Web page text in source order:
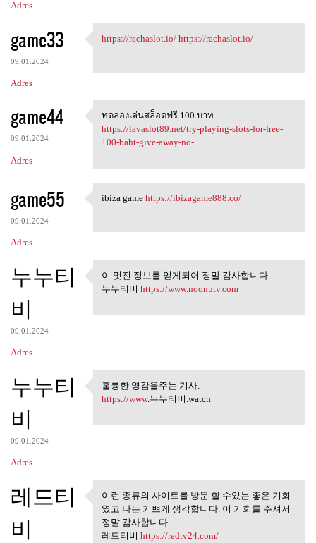
Adres
game33
09.01.2024
Adres
https://rachaslot.io/ https:/
https://rachaslot.io/ https://rachaslot.io/
game44
09.01.2024
Adres
ทดลองเล่นสล็อตฟรี 100 บาท
ทดลองเล่นสล็อตฟรี 100 บาท
https://lavaslot89.net/try-playing-slots-for-free-
100-baht-give-away-no-...
game55
09.01.2024
Adres
ibiza game https:/
ibiza game https://ibizagame888.co/
누누티
비
09.01.2024
Adres
이 멋진 정보를 얻게되어 정말 감
이 멋진 정보를 얻게되어 정말 감사합니다
누누티비 https://www.noonutv.com
누누티
비
09.01.2024
Adres
훌륭한 영감을주는 기사.
훌륭한 영감을주는 기사.
https://www.누누티비.watch
레드티
비
이런 종류의 사이트를 방문 할 수
있는 좋은 기회 였고
이런 종류의 사이트를 방문 할 수있는 좋은 기회
였고 나는 기쁘게 생각합니다. 이 기회를 주셔서
정말 감사합니다
레드티비 https://redtv24.com/